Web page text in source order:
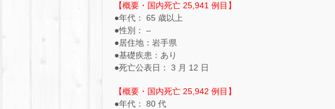
【概要・国内死亡 25,941 例目】
●年代： 65 歳以上
●性別： –
●居住地：岩手県
●基礎疾患：あり
●死亡公表日： 3 月 12 日
【概要・国内死亡 25,942 例目】
●年代： 80 代